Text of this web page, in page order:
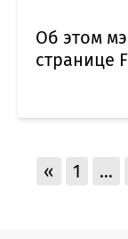
Об этом
странице
« 1 …